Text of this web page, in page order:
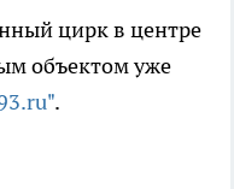
цирк в центре
объектом уже
.